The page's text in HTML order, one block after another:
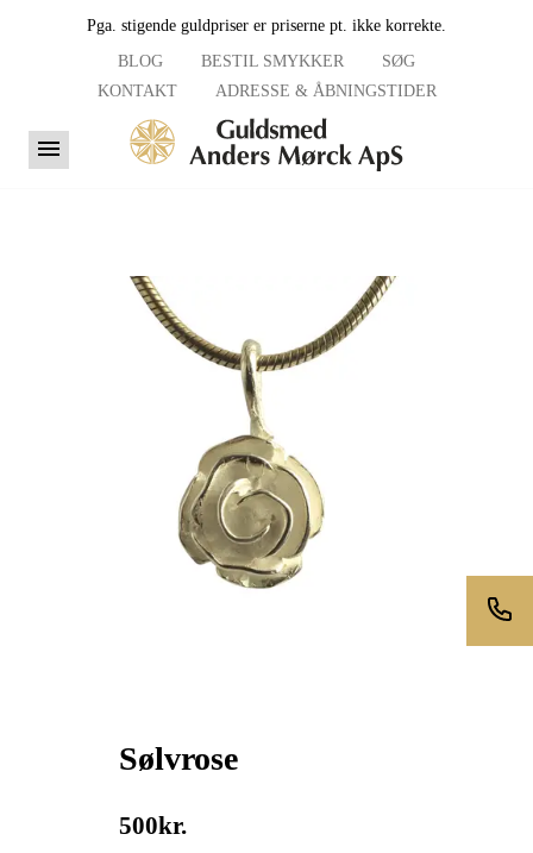
Pga. stigende guldpriser er priserne pt. ikke korrekte.
BLOG
BESTIL SMYKKER
SØG
KONTAKT
ADRESSE & ÅBNINGSTIDER
Sølvrose
500kr.